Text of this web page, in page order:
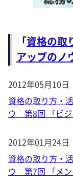
「資格の取
アップのノ
2012年05月10日
資格の取り方・
ウ 第8回 「ビジ
2012年01月24日
資格の取り方・
ウ 第7回 「メン